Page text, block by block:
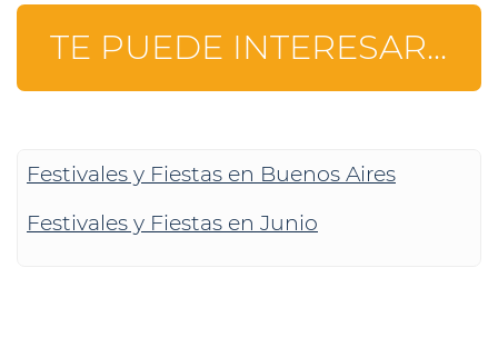
TE PUEDE INTERESAR...
Festivales y Fiestas en Buenos Aires
Festivales y Fiestas en Junio